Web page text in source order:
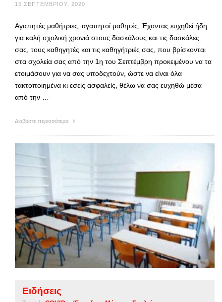
15 ΣΕΠΤΕΜΒΡΊΟΥ, 2020
Αγαπητές μαθήτριες, αγαπητοί μαθητές, Έχοντας ευχηθεί ήδη
για καλή σχολική χρονιά στους δασκάλους και τις δασκάλες
σας, τους καθηγητές και τις καθηγήτριές σας, που βρίσκονται
στα σχολεία σας από την 1η του Σεπτέμβρη προκειμένου να τα
ετοιμάσουν για να σας υποδεχτούν, ώστε να είναι όλα
τακτοποιημένα κι εσείς ασφαλείς, θέλω να σας ευχηθώ μέσα
από την …
Διαβάστε περισσότερα
Ειδήσεις